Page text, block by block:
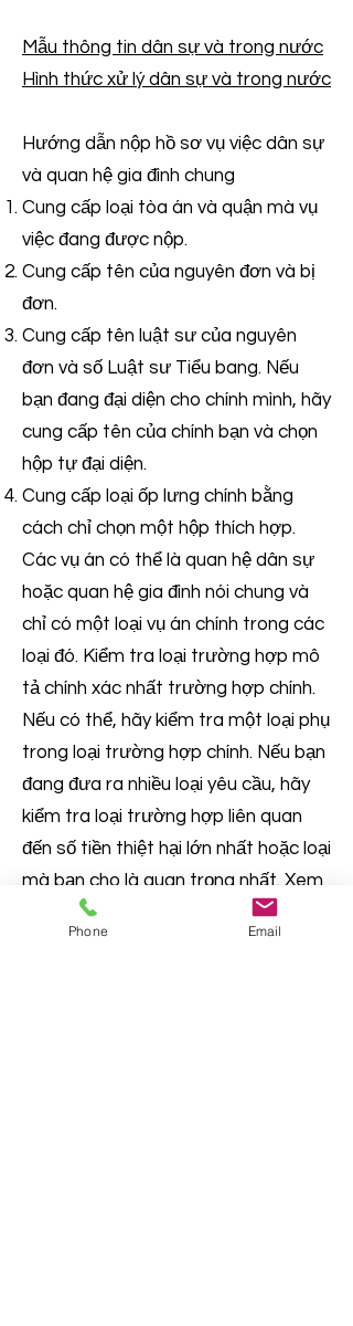
Mẫu thông tin dân sự và trong nước
Hình thức xử lý dân sự và trong nước
Hướng dẫn nộp hồ sơ vụ việc dân sự
và quan hệ gia đình chung
Cung cấp loại tòa án và quận mà vụ
việc đang được nộp.
Cung cấp tên của nguyên đơn và bị
đơn.
Cung cấp tên luật sư của nguyên
đơn và số Luật sư Tiểu bang. Nếu
bạn đang đại diện cho chính mình, hãy
cung cấp tên của chính bạn và chọn
hộp tự đại diện.
Cung cấp loại ốp lưng chính bằng
cách chỉ chọn một hộp thích hợp.
Các vụ án có thể là quan hệ dân sự
hoặc quan hệ gia đình nói chung và
chỉ có một loại vụ án chính trong các
loại đó. Kiểm tra loại trường hợp mô
tả chính xác nhất trường hợp chính.
Nếu có thể, hãy kiểm tra một loại phụ
trong loại trường hợp chính. Nếu bạn
đang đưa ra nhiều loại yêu cầu, hãy
kiểm tra loại trường hợp liên quan
đến số tiền thiệt hại lớn nhất hoặc loại
mà bạn cho là quan trọng nhất. Xem
bên dưới để biết định nghĩa của từng
Phone Email